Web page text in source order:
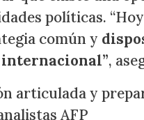
políticas.
común y
,
articulada y
AFP